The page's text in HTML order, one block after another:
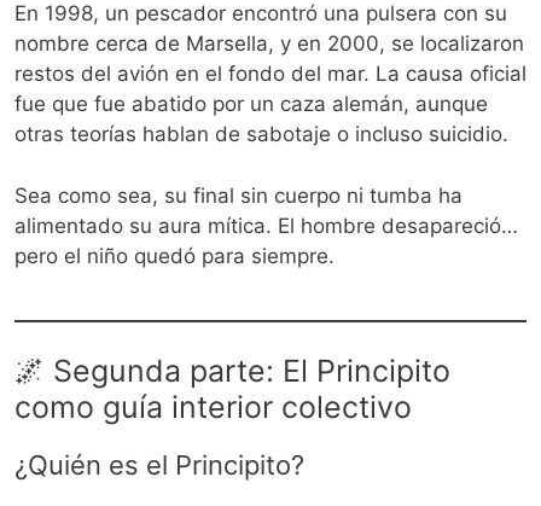
En 1998, un pescador encontró una pulsera con su
nombre cerca de Marsella, y en 2000, se localizaron
restos del avión en el fondo del mar. La causa oficial
fue que fue abatido por un caza alemán, aunque
otras teorías hablan de sabotaje o incluso suicidio.
Sea como sea, su final sin cuerpo ni tumba ha
alimentado su aura mítica. El hombre desapareció…
pero el niño quedó para siempre.
🌌 Segunda parte: El Principito
como guía interior colectivo
¿Quién es el Principito?